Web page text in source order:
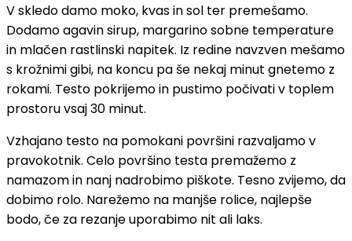
V skledo damo moko, kvas in sol ter premešamo.
Dodamo agavin sirup, margarino sobne temperature
in mlačen rastlinski napitek. Iz redine navzven mešamo
s krožnimi gibi, na koncu pa še nekaj minut gnetemo z
rokami. Testo pokrijemo in pustimo počivati v toplem
prostoru vsaj 30 minut.
Vzhajano testo na pomokani površini razvaljamo v
pravokotnik. Celo površino testa premažemo z
namazom in nanj nadrobimo piškote. Tesno zvijemo, da
dobimo rolo. Narežemo na manjše rolice, najlepše
bodo, če za rezanje uporabimo nit ali laks.